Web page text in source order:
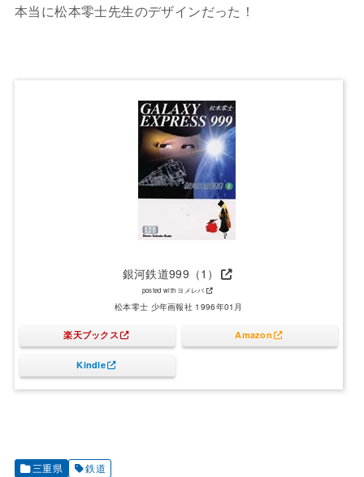
本当に松本零士先生のデザインだった！
銀河鉄道999（1）
posted with ヨメレバ
松本零士 少年画報社 1996年01月
楽天ブックス Amazon
Kindle
三重県 鉄道